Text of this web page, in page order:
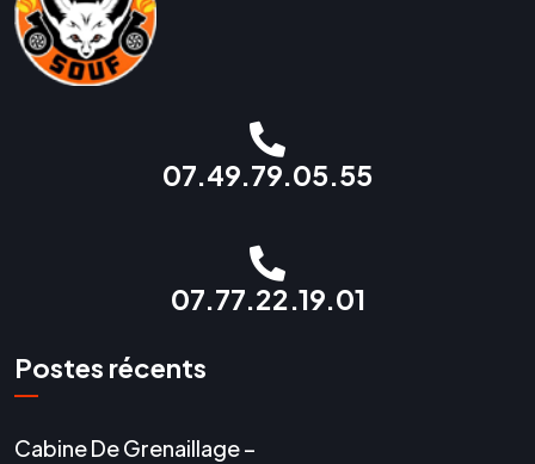
07.49.79.05.55
07.77.22.19.01
Postes récents
Cabine De Grenaillage –